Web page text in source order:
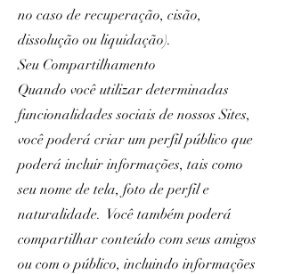
no caso de recuperação, cisão,
dissolução ou liquidação).
Seu Compartilhamento
Quando você utilizar determinadas
funcionalidades sociais de nossos Sites,
você poderá criar um perfil público que
poderá incluir informações, tais como
seu nome de tela, foto de perfil e
naturalidade. Você também poderá
compartilhar conteúdo com seus amigos
ou com o público, incluindo informações